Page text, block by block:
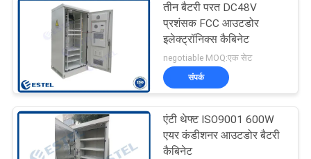
संलग्नक हीट एक्सचेंजर
तीन बैटरी परत DC48V
प्रशंसक FCC आउटडोर
इलेक्ट्रॉनिक्स कैबिनेट
negotiable MOQ:एक सेट
संपर्क
एंटी थेफ्ट ISO9001 600W
एयर कंडीशनर आउटडोर बैटरी
कैबिनेट